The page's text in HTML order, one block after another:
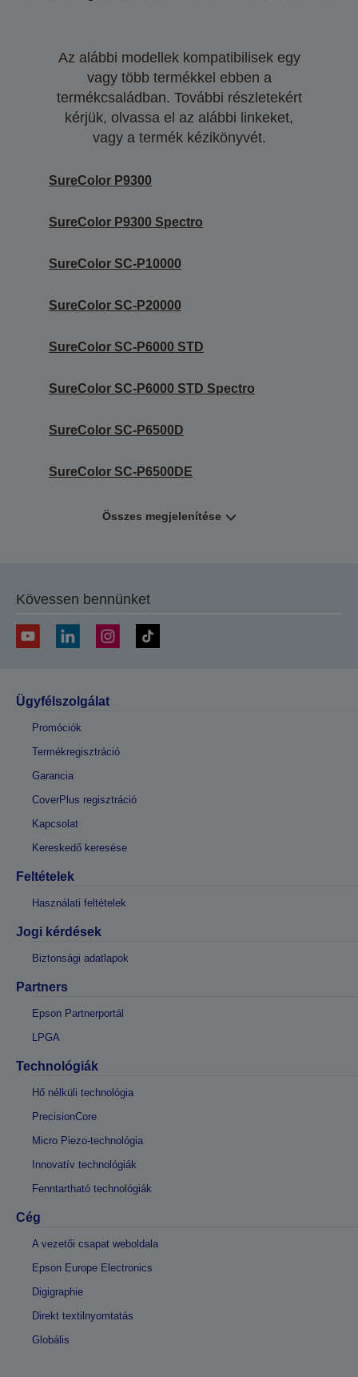
Az alábbi modellek kompatibilisek egy
vagy több termékkel ebben a
termékcsaládban. További részletekért
kérjük, olvassa el az alábbi linkeket,
vagy a termék kézikönyvét.
SureColor P9300
SureColor P9300 Spectro
SureColor SC-P10000
SureColor SC-P20000
SureColor SC-P6000 STD
SureColor SC-P6000 STD Spectro
SureColor SC-P6500D
SureColor SC-P6500DE
Összes megjelenítése
Kövessen bennünket
Ügyfélszolgálat
Promóciók
Termékregisztráció
Garancia
CoverPlus regisztráció
Kapcsolat
Kereskedő keresése
Feltételek
Használati feltételek
Jogi kérdések
Biztonsági adatlapok
Partners
Epson Partnerportál
LPGA
Technológiák
Hő nélküli technológia
PrecisionCore
Micro Piezo-technológia
Innovatív technológiák
Fenntartható technológiák
Cég
A vezetői csapat weboldala
Epson Europe Electronics
Digigraphie
Direkt textilnyomtatás
Globális